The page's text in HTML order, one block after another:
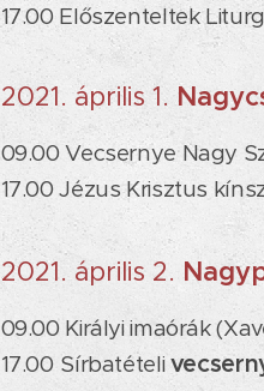
17.00 Előszenteltek
2021. április 1.
09.00 Vecsernye Nagy
17.00 Jézus Krisztus
2021. április 2.
09.00 Királyi imaórák
17.00 Sírbatételi